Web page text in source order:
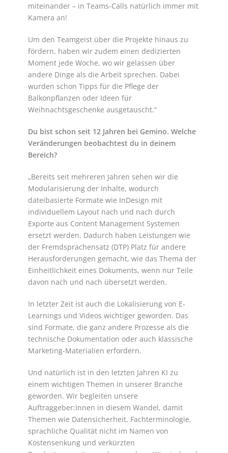
miteinander – in Teams-Calls natürlich immer mit
Kamera an!
Um den Teamgeist über die Projekte hinaus zu
fördern, haben wir zudem einen dedizierten
Moment jede Woche, wo wir gelassen über
andere Dinge als die Arbeit sprechen. Dabei
wurden schon Tipps für die Pflege der
Balkonpflanzen oder Ideen für
Weihnachtsgeschenke ausgetauscht.“
Du bist schon seit 12 Jahren bei Gemino. Welche
Veränderungen beobachtest du in deinem
Bereich?
„Bereits seit mehreren Jahren sehen wir die
Modularisierung der Inhalte, wodurch
dateibasierte Formate wie InDesign mit
individuellem Layout nach und nach durch
Exporte aus Content Management Systemen
ersetzt werden. Dadurch haben Leistungen wie
der Fremdsprachensatz (DTP) Platz für andere
Herausforderungen gemacht, wie das Thema der
Einheitlichkeit eines Dokuments, wenn nur Teile
davon nach und nach übersetzt werden.
In letzter Zeit ist auch die Lokalisierung von E-
Learnings und Videos wichtiger geworden. Das
sind Formate, die ganz andere Prozesse als die
technische Dokumentation oder auch klassische
Marketing-Materialien erfordern.
Und natürlich ist in den letzten Jahren KI zu
einem wichtigen Themen in unserer Branche
geworden. Wir begleiten unsere
Auftraggeber:innen in diesem Wandel, damit
Themen wie Datensicherheit, Fachterminologie,
sprachliche Qualität nicht im Namen von
Kostensenkung und verkürzten